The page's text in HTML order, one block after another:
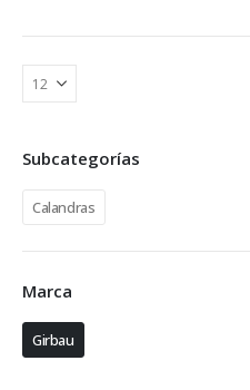
Subcategorías
Calandras
Marca
Girbau